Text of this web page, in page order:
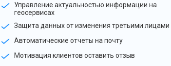
Управление актуальностью информации на
геосервисах
Защита данных от изменения третьими лицами
Автоматические отчеты на почту
Мотивация клиентов оставить отзыв